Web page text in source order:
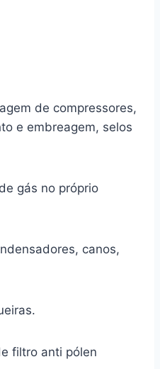
de compressores,
e embreagem, selos
gás no próprio
canos,
filtro anti pólen